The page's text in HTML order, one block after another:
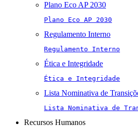
Plano Eco AP 2030
Plano Eco AP 2030
Regulamento Interno
Regulamento Interno
Ética e Integridade
Ética e Integridade
Lista Nominativa de
Lista Nominativa de
Recursos Humanos